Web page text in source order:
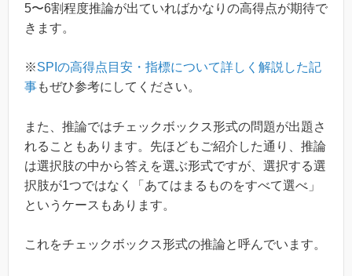
5〜6割程度推論が出ていればかなりの高得点が期待で
きます。
※SPIの高得点目安・指標について詳しく解説した記
事もぜひ参考にしてください。
また、推論ではチェックボックス形式の問題が出題さ
れることもあります。先ほどもご紹介した通り、推論
は選択肢の中から答えを選ぶ形式ですが、選択する選
択肢が1つではなく「あてはまるものをすべて選べ」
というケースもあります。
これをチェックボックス形式の推論と呼んでいます。